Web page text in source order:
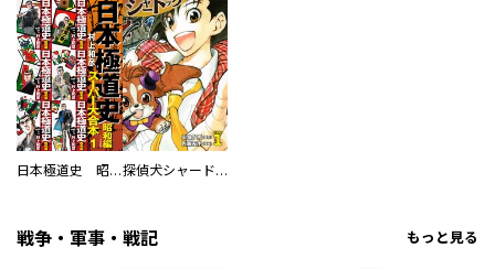
日本極道史 昭和編 スーパー大合本 探偵犬シャードック（新装版）
戦争・軍事・戦記 もっと見る